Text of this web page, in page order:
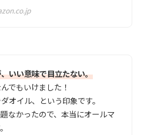
いい意味で目立たない。
でもいけました！
オイル、という印象です。
なかったので、本当にオールマ